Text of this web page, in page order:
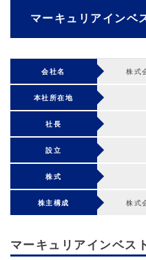
マーキュリアインベ
会社名 株式
本社所在地
社長
設立
株式
株主構成 株式
マーキュリアインベス